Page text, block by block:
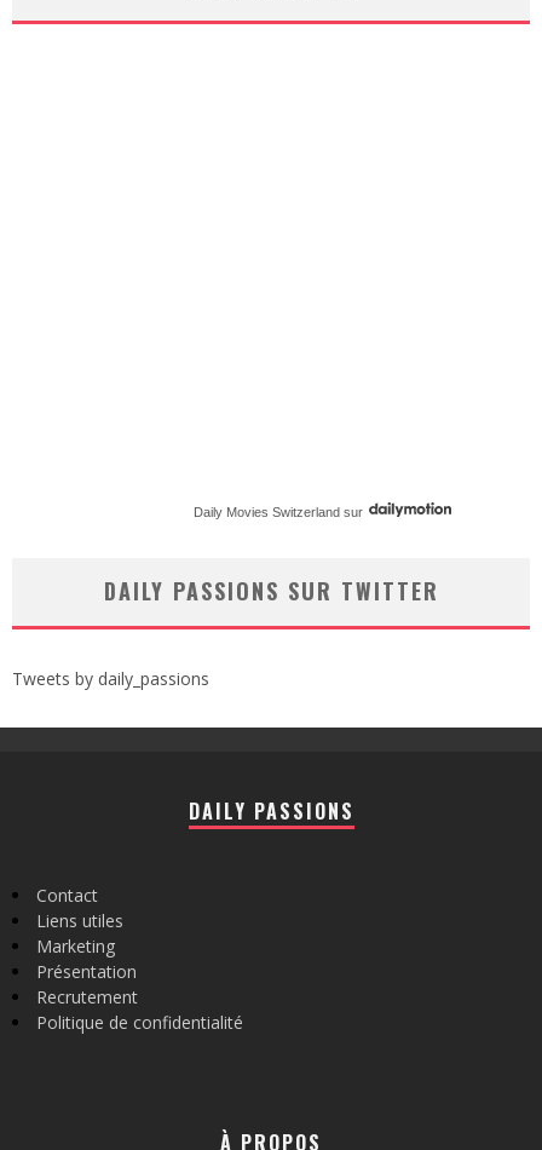
Daily Movies Switzerland sur
DAILY PASSIONS SUR TWITTER
Tweets by daily_passions
DAILY PASSIONS
Contact
Liens utiles
Marketing
Présentation
Recrutement
Politique de confidentialité
À PROPOS